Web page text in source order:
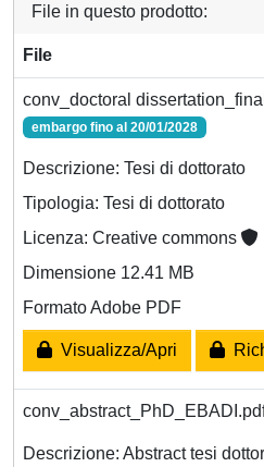
File in questo prodotto:
File
conv_doctoral
embargo fino al 20/01/2028
Descrizione: Tesi di dottorato
Tipologia: Tesi di dottorato
Licenza: Creative commons
Dimensione 12.41 MB
Formato Adobe PDF
Visualizza/Apri
Descrizione: Abstract tesi